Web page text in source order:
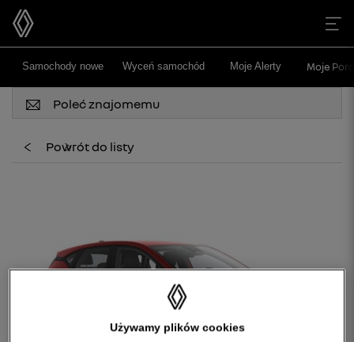
Samochody nowe Wyceń samochód
Moje Alerty
Moje
Powrót do listy
Poleć znajomemu
Używamy plików cookies